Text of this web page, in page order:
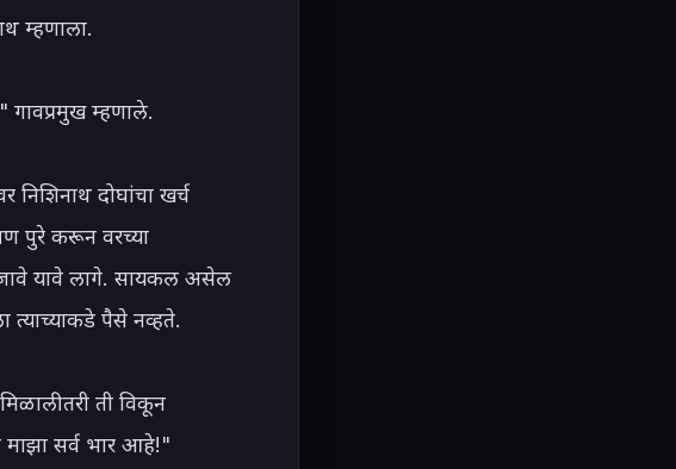
म्हणाला.
गावप्रमुख म्हणाले.
दोघांचा खर्च
पुरे करून वरच्या
जावे यावे लागे. सायकल असेल
त्याच्याकडे पैसे नव्हते.
तरी ती विकून
सर्व भार आहे!"